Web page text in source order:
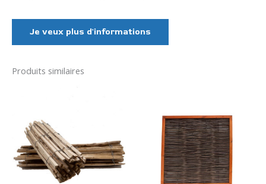
Je veux plus d'informations
Produits similaires